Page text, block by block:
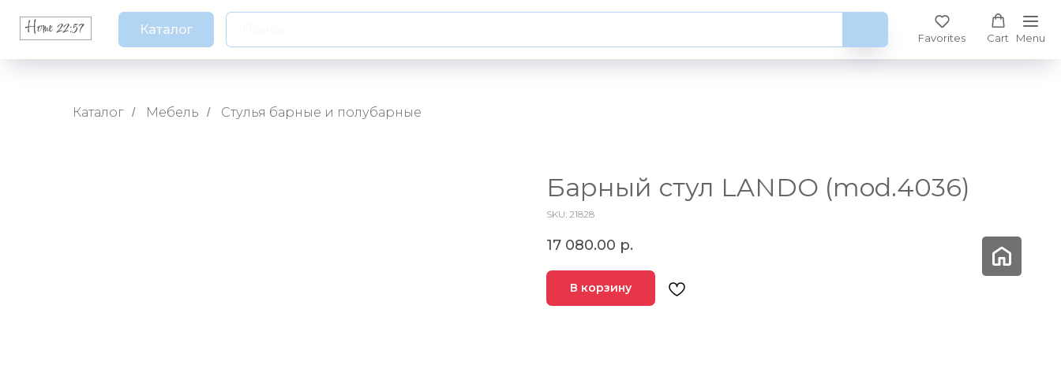
Каталог
Favorites Cart Menu
Каталог / Мебель / Стулья барные и полубарные
Барный стул LANDO (mod.4036)
SKU: 21828
17 080.00 р.
В корзину